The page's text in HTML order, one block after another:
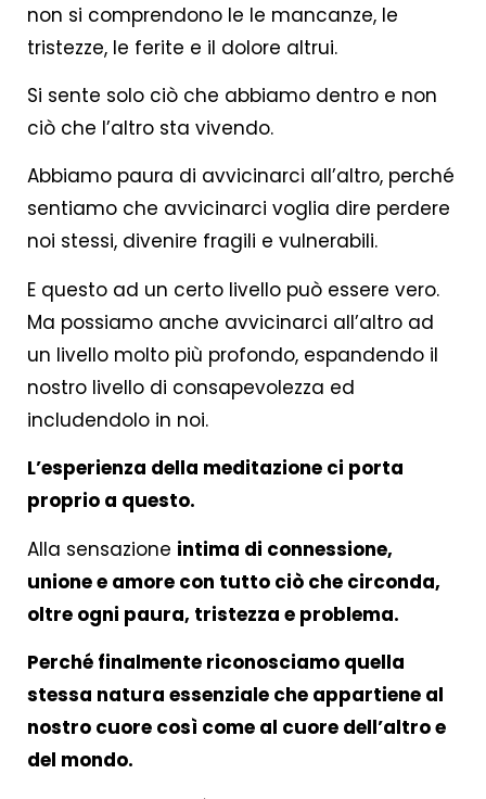
non si comprendono le le mancanze, le
tristezze, le ferite e il dolore altrui.
Si sente solo ciò che abbiamo dentro e non
ciò che l’altro sta vivendo.
Abbiamo paura di avvicinarci all’altro, perché
sentiamo che avvicinarci voglia dire perdere
noi stessi, divenire fragili e vulnerabili.
E questo ad un certo livello può essere vero.
Ma possiamo anche avvicinarci all’altro ad
un livello molto più profondo, espandendo il
nostro livello di consapevolezza ed
includendolo in noi.
L’esperienza della meditazione ci porta
proprio a questo.
Alla sensazione intima di connessione,
unione e amore con tutto ciò che circonda,
oltre ogni paura, tristezza e problema.
Perché finalmente riconosciamo quella
stessa natura essenziale che appartiene al
nostro cuore così come al cuore dell’altro e
del mondo.